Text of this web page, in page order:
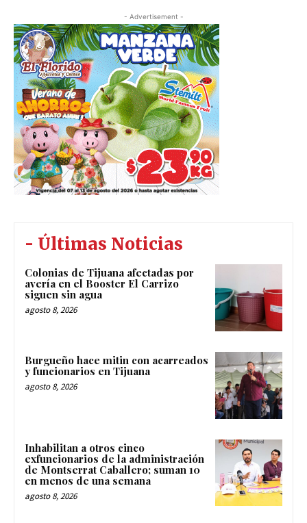
- Advertisement -
- Últimas Noticias
Colonias de Tijuana afectadas por
avería en el Booster El Carrizo
siguen sin agua
agosto 8, 2026
Burgueño hace mitin con acarreados
y funcionarios en Tijuana
agosto 8, 2026
Inhabilitan a otros cinco
exfuncionarios de la administración
de Montserrat Caballero; suman 10
en menos de una semana
agosto 8, 2026